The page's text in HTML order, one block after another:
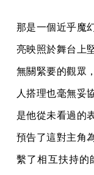
那是一個近乎魔
亮映照於舞台上
無關緊要的觀眾
人搭理也毫無妥
是他從未看過的
預告了這對主角
繫了相互扶持的